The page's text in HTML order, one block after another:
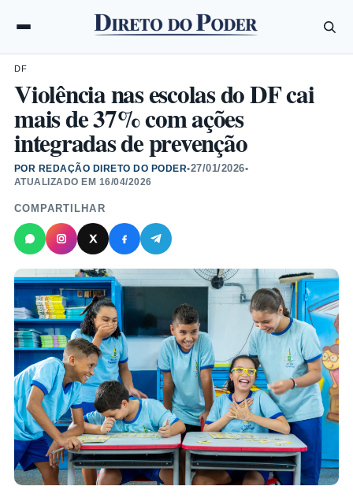
DF
Violência nas escolas do DF cai
mais de 37% com ações
integradas de prevenção
POR REDAÇÃO DIRETO DO PODER•27/01/2026•
ATUALIZADO EM 16/04/2026
COMPARTILHAR